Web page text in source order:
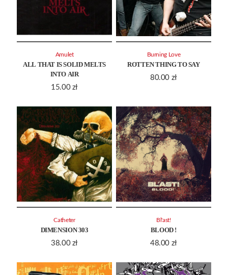
ALL THAT IS SOLID MELTS
INTO AIR
15.00 zł
Amulet
ROTTEN THING TO SAY
80.00 zł
Burning Love
DIMENSION 303
38.00 zł
Catheter
BLOOD !
48.00 zł
Bl'ast!